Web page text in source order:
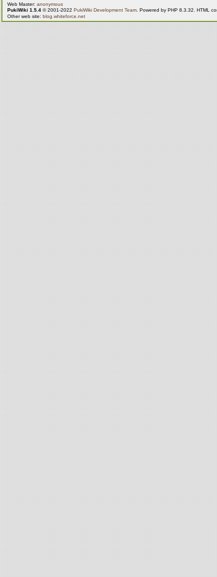
Web Master: anonymous
PukiWiki 1.5.4 © 2001-2022 PukiWiki Development Team . Powered by PHP 8.3.32. HTML
Other web site: blog.whiteforce.net